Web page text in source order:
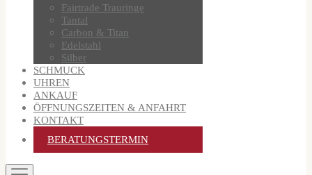
Fairtrade Trauringe
Tantal
Carbon & Titan
Edelstahl
Silber
SCHMUCK
UHREN
ANKAUF
ÖFFNUNGSZEITEN & ANFAHRT
KONTAKT
BERATUNGSTERMIN